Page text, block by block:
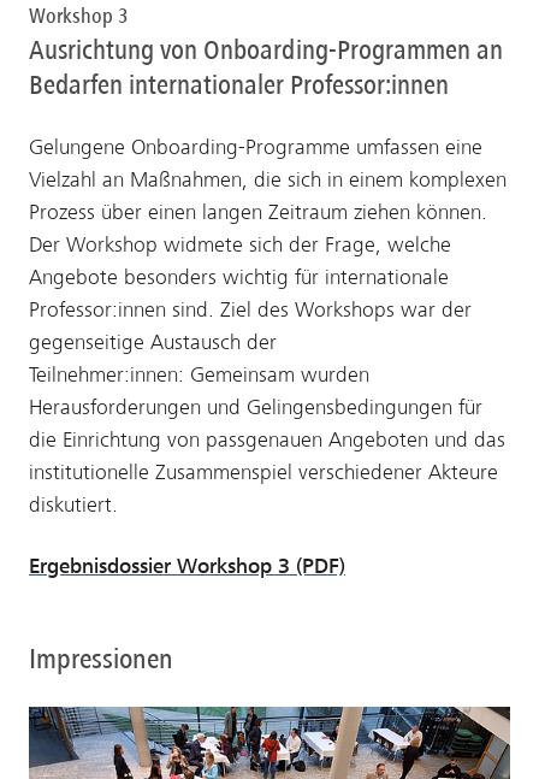
Workshop 3
Ausrichtung von Onboarding-Programmen an
Bedarfen internationaler Professor:innen
Gelungene Onboarding-Programme umfassen eine
Vielzahl an Maßnahmen, die sich in einem komplexen
Prozess über einen langen Zeitraum ziehen können.
Der Workshop widmete sich der Frage, welche
Angebote besonders wichtig für internationale
Professor:innen sind. Ziel des Workshops war der
gegenseitige Austausch der
Teilnehmer:innen: Gemeinsam wurden
Herausforderungen und Gelingensbedingungen für
die Einrichtung von passgenauen Angeboten und das
institutionelle Zusammenspiel verschiedener Akteure
diskutiert.
Ergebnisdossier Workshop 3 (PDF)
Impressionen